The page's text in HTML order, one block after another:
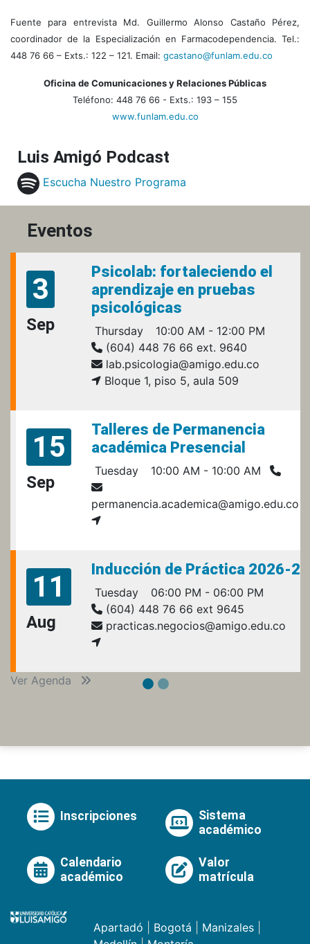
Fuente para entrevista Md. Guillermo Alonso Castaño Pérez,
coordinador de la Especialización en Farmacodependencia. Tel.:
448 76 66 – Exts.: 122 – 121. Email: gcastano@funlam.edu.co
Oficina de Comunicaciones y Relaciones Públicas
Teléfono: 448 76 66 - Exts.: 193 – 155
www.funlam.edu.co
Luis Amigó Podcast
Escucha Nuestro Programa
Eventos
3
Sep
Psicolab: fortaleciendo el
aprendizaje en pruebas
psicológicas
Thursday
10:00 AM - 12:00 PM
(604) 448 76 66 ext. 9640
lab.psicologia@amigo.edu.co
Bloque 1, piso 5, aula 509
15
Sep
Talleres de Permanencia
académica Presencial
Tuesday 10:00 AM - 10:00 AM
permanencia.academica@amigo.edu.co
11
Aug
Inducción de Práctica 2026-2
Tuesday
06:00 PM - 06:00 PM
(604) 448 76 66 ext 9645
practicas.negocios@amigo.edu.co
Ver Agenda
Inscripciones
Sistema
académico
Calendario
académico
Valor
matrícula
Apartadó Bogotá Manizales